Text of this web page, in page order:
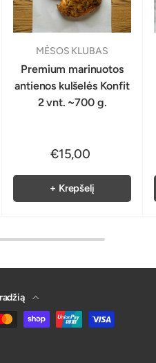
MĖSOS KLUBAS
Premium marinuotos
antienos kulšelės Konfit
2 vnt. ~700 g.
€15,00
+ Krepšelį